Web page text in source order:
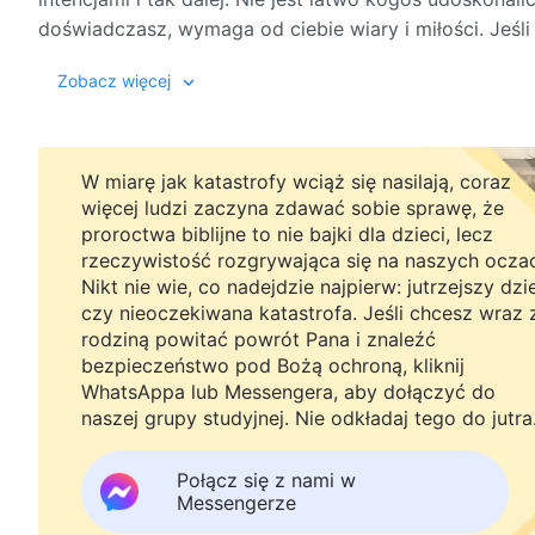
doświadczasz, wymaga od ciebie wiary i miłości.
w stanie stać się kimś, kogo Bóg udoskonala.
Gdy stajesz wobec cierpienia, musisz umieć odłożyć
Kiedy zaś Bóg ukryje się przed tobą, musisz
dotychczasową miłość do Niego, nie dopuszczając
co Bóg uczyni, musisz pozwolić Mu rozporządzać
zacząć się na Niego uskarżać. Gdy zaś stajesz
co kochasz, być gotów na gorzkie łzy, by zadowolić
prawdziwą wiarę.
Niezależnie od tego, jaka jest twoja faktyczna
znosić cierpienia, jak i taką prawdziwą wiarę, a
cielesności. Powinieneś być gotów osobiście cierpieć
spełniać Boże intencje. Musisz ponadto być zdolny
potrafiłeś zadowolić Boga, a teraz możesz
Zobacz więcej
W miarę jak katastrofy wciąż się nasilają, coraz
więcej ludzi zaczyna zdawać sobie sprawę, że
proroctwa biblijne to nie bajki dla dzieci, lecz
rzeczywistość rozgrywająca się na naszych
Nikt nie wie, co nadejdzie najpierw: jutrzejszy
czy nieoczekiwana katastrofa. Jeśli chcesz wraz
rodziną powitać powrót Pana i znaleźć
bezpieczeństwo pod Bożą ochroną, kliknij
WhatsAppa lub Messengera, aby dołączyć do
naszej grupy studyjnej. Nie odkładaj tego do jutra.
Połącz się z nami w
Messengerze